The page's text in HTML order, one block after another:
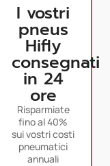
I vostri
pneus
Hifly
consegnati
in 24
ore
Risparmiate
fino al 40%
sui vostri costi
pneumatici
annuali